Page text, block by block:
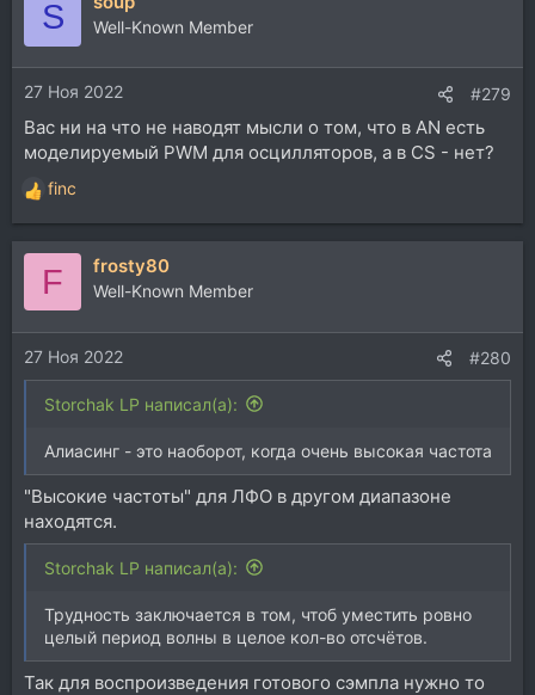
и
и
:
S Well-Known Member
27 Ноя 2022 #279
Вас ни на что не наводят мысли о том, что в AN есть
моделируемый PWM для осцилляторов, а в CS - нет?
Р
е
а
и
и
:
finc
F frosty80
Well-Known Member
27 Ноя 2022 #280
Storchak LP написал(а):
Алиасинг - это наоборот, когда очень высокая частота
"Высокие частоты" для ЛФО в другом диапазоне
находятся.
Storchak LP написал(а):
Трудность заключается в том, чтоб уместить ровно
целый период волны в целое кол-во отсчётов.
Так для воспроизведения готового сэмпла нужно то